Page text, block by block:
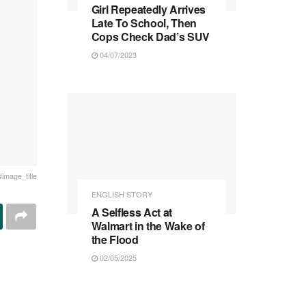
Girl Repeatedly Arrives
Late To School, Then
Cops Check Dad’s SUV
04/07/2023
ENGLISH STORY
A Selfless Act at
Walmart in the Wake of
the Flood
02/05/2025